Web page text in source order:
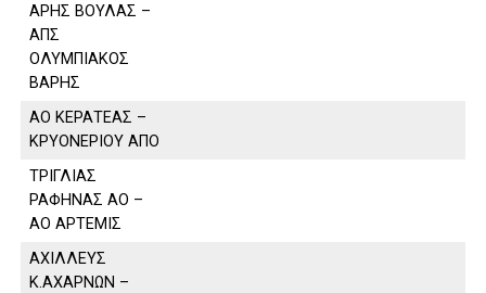
ΑΡΗΣ ΒΟΥΛΑΣ –
ΑΠΣ
ΟΛΥΜΠΙΑΚΟΣ
ΒΑΡΗΣ
ΑΟ ΚΕΡΑΤΕΑΣ –
ΚΡΥΟΝΕΡΙΟΥ ΑΠΟ
ΤΡΙΓΛΙΑΣ
ΡΑΦΗΝΑΣ ΑΟ –
ΑΟ ΑΡΤΕΜΙΣ
ΑΧΙΛΛΕΥΣ
Κ.ΑΧΑΡΝΩΝ –